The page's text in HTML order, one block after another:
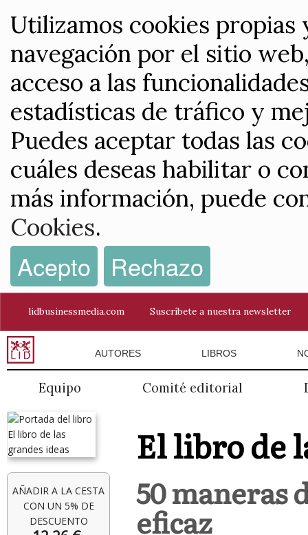
Utilizamos cookies
navegación por el sitio
acceso a las
estadísticas de tráfico y
Puedes aceptar todas las
cuáles deseas habilitar o
más información, puede
Cookies.
Acepto Rechazo
lidbusinessmedia.com Suscríbete a nuestra newsletter
AUTORES LIBROS
Equipo Comité editorial
AÑADIR A LA CESTA
CON UN 5% DE
DESCUENTO
El libro de
50 maneras
eficaz